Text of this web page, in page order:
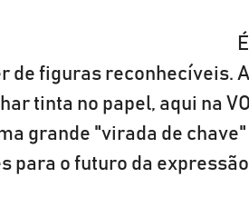
de figuras reconhecíveis.
tinta no papel, aqui na
grande "virada de
para o futuro da